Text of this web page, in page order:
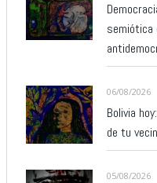
semiótica
06/08/2026
Bolivia
de tu
05/08/2026